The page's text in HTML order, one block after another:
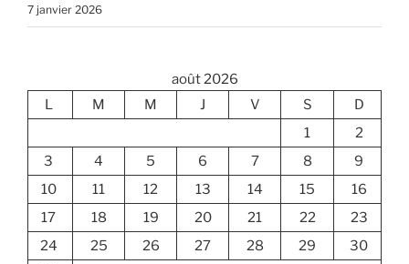
7 janvier 2026
août 2026
L
M M J V S
D
1
2
3
4 5 6 7 8
9
10
11 12 13 14 15
16
17
18 19 20 21 22
23
24
25 26 27 28 29
30